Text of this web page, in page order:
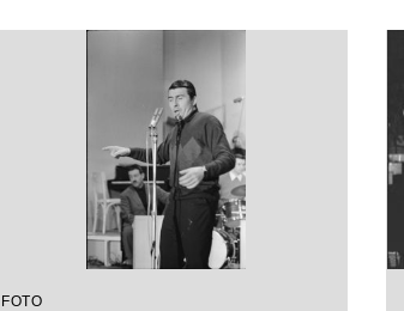
FOTO